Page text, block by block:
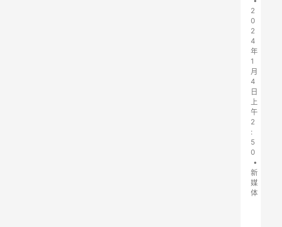
2
0
2
4
年
1
月
4
日
上
午
2
:
5
0
•
新
媒
体